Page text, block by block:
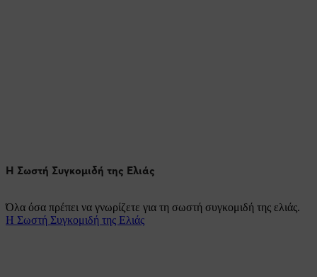
Η Σωστή Συγκομιδή της Ελιάς
Όλα όσα πρέπει να γνωρίζετε για τη σωστή συγκομιδή της ελιάς.
Η Σωστή Συγκομιδή της Ελιάς